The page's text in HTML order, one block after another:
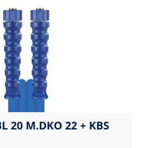
20 M.DKO 22 + KBS